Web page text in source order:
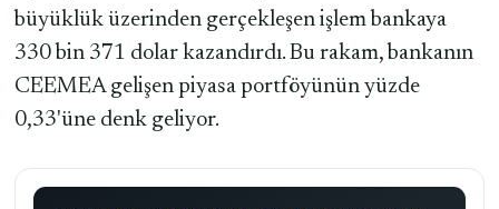
büyüklük üzerinden gerçekleşen işlem bankaya
330 bin 371 dolar kazandırdı. Bu rakam, bankanın
CEEMEA gelişen piyasa portföyünün yüzde
0,33'üne denk geliyor.